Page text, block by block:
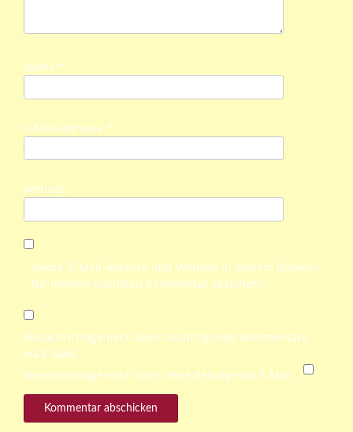
Name *
E-Mail-Adresse *
Website
Name, E-Mail-Adresse und Website in diesem Browser
für meinen nächsten Kommentar speichern.
Benachrichtige mich über nachfolgende Kommentare
via E-Mail.
Benachrichtige mich über neue Beiträge via E-Mail.